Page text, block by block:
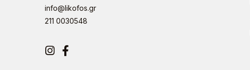
info@likofos.gr
211 0030548
Instagram
Facebook